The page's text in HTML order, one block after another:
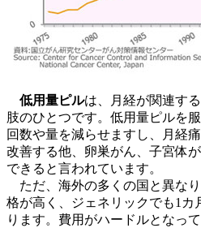
低用量ピルは、月経が関連す
肢のひとつです。低用量ピルを
回数や量を減らせますし、月経
改善する他、卵巣がん、子宮体
できると言われています。
ただ、海外の多くの国と異な
格が高く、ジェネリックでも1カ
ります。費用がハードルとなっ